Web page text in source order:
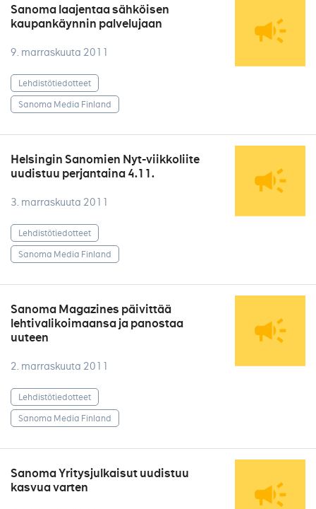
Sanoma laajentaa sähköisen
kaupankäynnin palvelujaan
9. marraskuuta 2011
Lehdistötiedotteet
Sanoma Media Finland
Helsingin Sanomien Nyt-viikkoliite
uudistuu perjantaina 4.11.
3. marraskuuta 2011
Lehdistötiedotteet
Sanoma Media Finland
Sanoma Magazines päivittää
lehtivalikoimaansa ja panostaa
uuteen
2. marraskuuta 2011
Lehdistötiedotteet
Sanoma Media Finland
Sanoma Yritysjulkaisut uudistuu
kasvua varten